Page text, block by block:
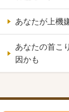
あなたが上機
あなたの首こ
因かも